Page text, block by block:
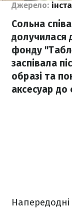
Джерело:
Сольна
долучилася
фонду
заспівала
образі та
аксесуар до